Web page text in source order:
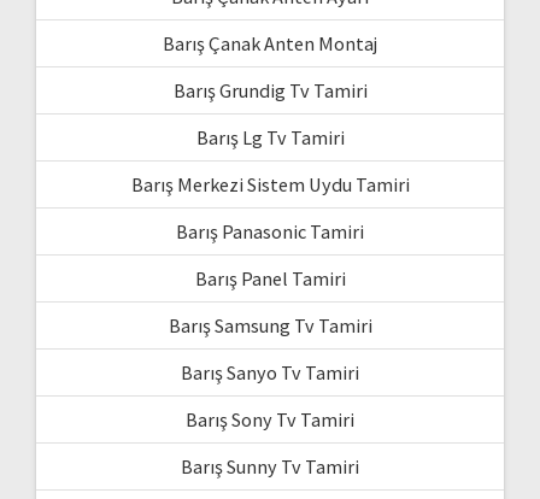
Barış Çanak Anten Montaj
Barış Grundig Tv Tamiri
Barış Lg Tv Tamiri
Barış Merkezi Sistem Uydu Tamiri
Barış Panasonic Tamiri
Barış Panel Tamiri
Barış Samsung Tv Tamiri
Barış Sanyo Tv Tamiri
Barış Sony Tv Tamiri
Barış Sunny Tv Tamiri